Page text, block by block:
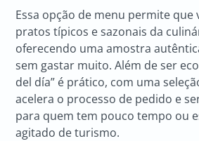
Essa opção de menu permite que
pratos típicos e sazonais da
oferecendo uma amostra
sem gastar muito. Além de ser
del día” é prático, com uma
acelera o processo de pedido e
para quem tem pouco tempo ou
agitado de turismo.